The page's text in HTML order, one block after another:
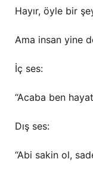
Hayır, öyle bir
Ama insan yine
İç ses:
“Acaba ben
Dış ses:
“Abi sakin ol,